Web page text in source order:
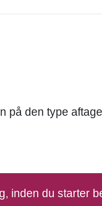
på den type
inden du starter